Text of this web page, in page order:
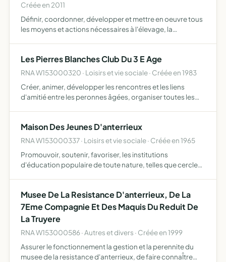
Créée en 2011
Définir, coordonner, développer et mettre en oeuvre tous
les moyens et actions nécessaires à l'élevage, la
exclusiv…
Les Pierres Blanches Club Du 3 E Age
RNA W153000320 · Loisirs et vie sociale · Créée en 1983
Créer, animer, développer les rencontres et les liens
d'amitié entre les peronnes âgées, organiser toutes les
Maison Des Jeunes D'anterrieux
RNA W153000337 · Loisirs et vie sociale · Créée en 1965
Promouvoir, soutenir, favoriser, les institutions
d'éducation populaire de toute nature, telles que cercles
intellectuelle et moral…
Musee De La Resistance D'anterrieux, De La
7Eme Compagnie Et Des Maquis Du Reduit De
La Truyere
RNA W153000586 · Autres et divers · Créée en 1999
Assurer le fonctionnement la gestion et la perennite du
musee de la resistance d'anterrieux, de faire connaÎtre